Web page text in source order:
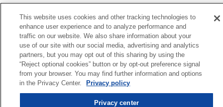
This website uses cookies and other tracking technologies to
enhance user experience and to analyze performance and
traffic on our website. We also share information about your
use of our site with our social media, advertising and analytics
partners, but you may opt out of this sharing by using the
“Reject optional cookies” button or by opt-out preference signal
from your browser. You may find further information and options
in the Privacy Center.
Privacy policy
Privacy center